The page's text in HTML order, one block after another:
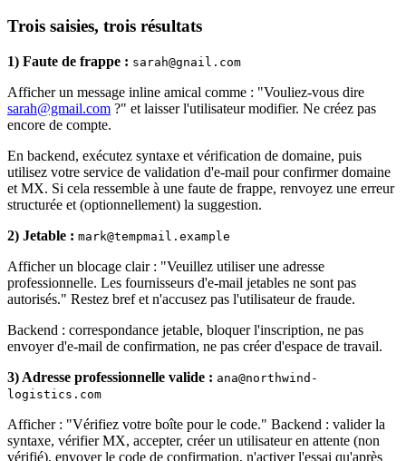
Trois saisies, trois résultats
1) Faute de frappe : sarah@gnail.com
Afficher un message inline amical comme : "Vouliez‑vous dire
sarah@gmail.com ?" et laisser l'utilisateur modifier. Ne créez pas
encore de compte.
En backend, exécutez syntaxe et vérification de domaine, puis
utilisez votre service de validation d'e‑mail pour confirmer domaine
et MX. Si cela ressemble à une faute de frappe, renvoyez une erreur
structurée et (optionnellement) la suggestion.
2) Jetable : mark@tempmail.example
Afficher un blocage clair : "Veuillez utiliser une adresse
professionnelle. Les fournisseurs d'e‑mail jetables ne sont pas
autorisés." Restez bref et n'accusez pas l'utilisateur de fraude.
Backend : correspondance jetable, bloquer l'inscription, ne pas
envoyer d'e‑mail de confirmation, ne pas créer d'espace de travail.
3) Adresse professionnelle valide : ana@northwind-
logistics.com
Afficher : "Vérifiez votre boîte pour le code." Backend : valider la
syntaxe, vérifier MX, accepter, créer un utilisateur en attente (non
vérifié), envoyer le code de confirmation, n'activer l'essai qu'après